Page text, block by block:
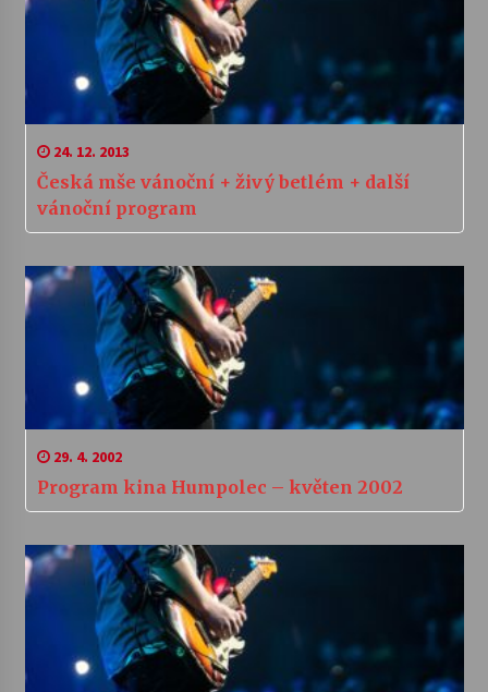
24. 12. 2013
Česká mše vánoční + živý betlém + další
vánoční program
29. 4. 2002
Program kina Humpolec – květen 2002